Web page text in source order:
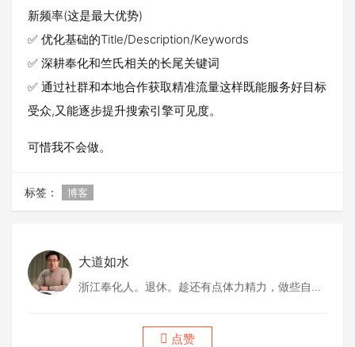
新频率(这是最大优势)
✅ 优化基础的Title/Description/Keywords
✅ 深耕奉化和竺氏相关的长尾关键词
✅ 通过社群和本地合作获取精准流量这样既能服务好目标
受众,又能逐步提升搜索引擎可见度。
可惜我不会做。
标签： 博客
大道如水
浙江奉化人。退休。趁还有点体力精力，做些自己
点赞